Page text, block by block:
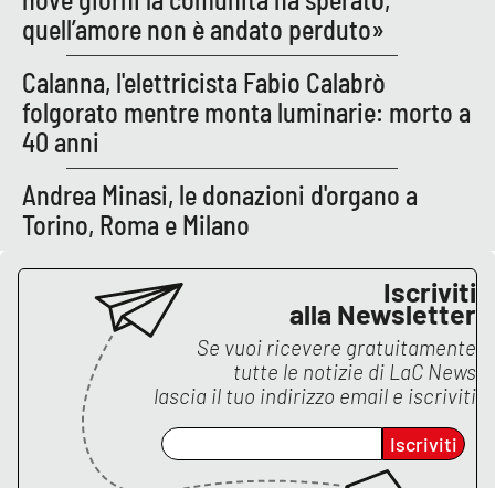
Lamezia Terme
PROGETTI
SPECIALI
Buona Sanità Calabria
LACALABRIAVISIONE
Destinazioni
Storie
quell’amore non è andato perduto»
Calanna, l'elettricista Fabio Calabrò
folgorato mentre monta luminarie: morto a
40 anni
Andrea Minasi, le donazioni d'organo a
Torino, Roma e Milano
Iscriviti
alla Newsletter
Se vuoi ricevere gratuitamente
tutte le notizie di LaC News
lascia il tuo indirizzo email e iscriviti
Iscriviti